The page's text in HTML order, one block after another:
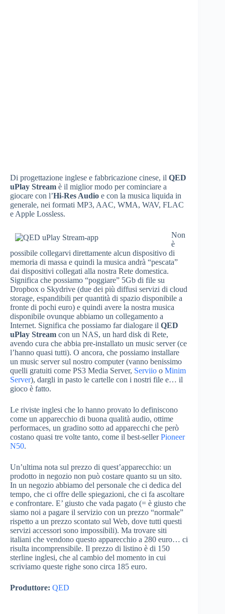
Di progettazione inglese e fabbricazione cinese, il QED
uPlay Stream è il miglior modo per cominciare a
giocare con l’Hi-Res Audio e con la musica liquida in
generale, nei formati MP3, AAC, WMA, WAV, FLAC
e Apple Lossless.
Non
è
possibile collegarvi direttamente alcun dispositivo di
memoria di massa e quindi la musica andrà “pescata”
dai dispositivi collegati alla nostra Rete domestica.
Significa che possiamo “poggiare” 5Gb di file su
Dropbox o Skydrive (due dei più diffusi servizi di cloud
storage, espandibili per quantità di spazio disponibile a
fronte di pochi euro) e quindi avere la nostra musica
disponibile ovunque abbiamo un collegamento a
Internet. Significa che possiamo far dialogare il QED
uPlay Stream con un NAS, un hard disk di Rete,
avendo cura che abbia pre-installato un music server (ce
l’hanno quasi tutti). O ancora, che possiamo installare
un music server sul nostro computer (vanno benissimo
quelli gratuiti come PS3 Media Server, Serviio o Minim
Server), dargli in pasto le cartelle con i nostri file e… il
gioco è fatto.
Le riviste inglesi che lo hanno provato lo definiscono
come un apparecchio di buona qualità audio, ottime
performaces, un gradino sotto ad apparecchi che però
costano quasi tre volte tanto, come il best-sellerPioneer
N50.
Un’ultima nota sul prezzo di quest’apparecchio: un
prodotto in negozio non può costare quanto su un sito.
In un negozio abbiamo del personale che ci dedica del
tempo, che ci offre delle spiegazioni, che ci fa ascoltare
e confrontare. E’ giusto che vada pagato (= è giusto che
siamo noi a pagare il servizio con un prezzo “normale”
rispetto a un prezzo scontato sul Web, dove tutti questi
servizi accessori sono impossibili). Ma trovare siti
italiani che vendono questo apparecchio a 280 euro… ci
risulta incomprensibile. Il prezzo di listino è di 150
sterline inglesi, che al cambio del momento in cui
scriviamo queste righe sono circa 185 euro.
Produttore: QED